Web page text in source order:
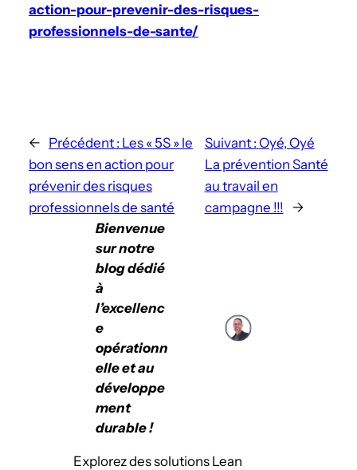
action-pour-prevenir-des-risques-
professionnels-de-sante/
← Précédent : Les « 5S » le
bon sens en action pour
prévenir des risques
professionnels de santé
Suivant : Oyé, Oyé
La prévention Santé
au travail en
campagne !!!
→
Bienvenue
sur notre
blog dédié
à
l’excellenc
e
opérationn
elle et au
développe
ment
durable !
Explorez des solutions Lean